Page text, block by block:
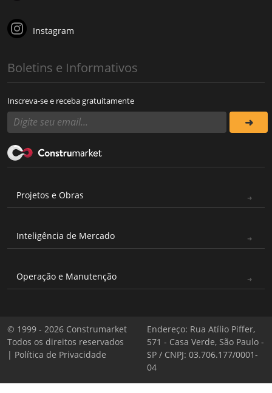
Instagram
Boletins e Informativos
Inscreva-se e receba gratuitamente
Projetos e Obras
Inteligência de Mercado
Operação e Manutenção
© 1999 - 2026 Construmarket
Todos os direitos reservados
| Política de Privacidade
Endereço: Rua Atílio Piffer,
571 - Casa Verde, São Paulo -
SP / CNPJ: 03.706.177/0001-
04